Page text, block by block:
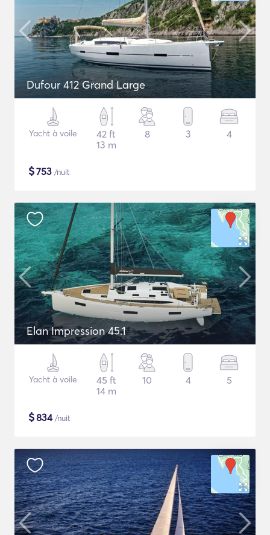
Dufour 412 Grand Large
Yacht à voile
42 ft
13 m
8 3 4
$753 /nuit
Elan Impression 45.1
Yacht à voile
45 ft
14 m
10 4 5
$834/nuit